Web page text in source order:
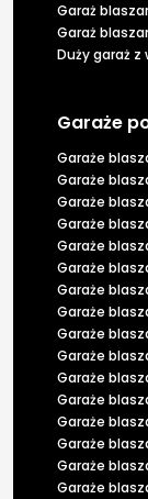
Garaż
Garaż
Duży garaż z
Garaże
Garaże
Garaże
Garaże
Garaże
Garaże
Garaże
Garaże
Garaże
Garaże
Garaże
Garaże
Garaże
Garaże
Garaże
Garaże
Garaże